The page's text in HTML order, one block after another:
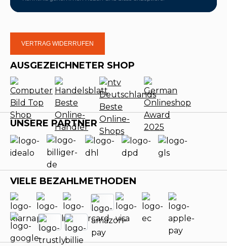
VERTRAG WIDERRUFEN
AUSGEZEICHNETER SHOP
UNSERE PARTNER
VIELE BEZAHLMETHODEN